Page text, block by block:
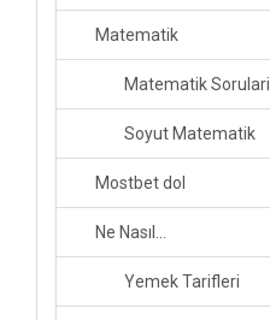
Matematik
Matematik Sorulari
Soyut Matematik
Mostbet dol
Ne Nasıl...
Yemek Tarifleri